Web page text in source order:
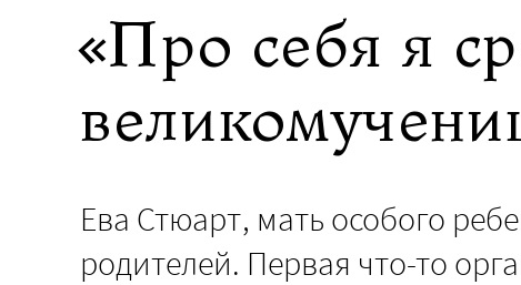
«Про себя я
Ева Стюарт, мать особого
родителей. Первая что-то